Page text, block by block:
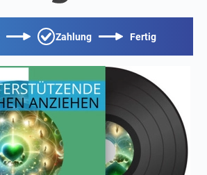
Zahlung Fertig